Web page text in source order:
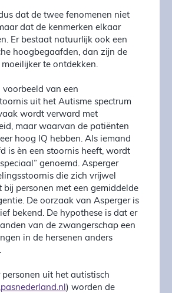
dat de twee fenomenen niet
dat de kenmerken elkaar
Er bestaat natuurlijk ook een
hoogbegaafden, dan zijn de
te ontdekken.
voorbeeld van een
uit het Autisme spectrum
wordt verward met
maar waarvan de patiënten
hoog IQ hebben. Als iemand
is èn een stoornis heeft, wordt
genoemd. Asperger
die zich vrijwel
bij personen met een gemiddelde
De oorzaak van Asperger is
bekend. De hypothese is dat er
van de zwangerschap een
in de hersenen anders
personen uit het autistisch
) worden de